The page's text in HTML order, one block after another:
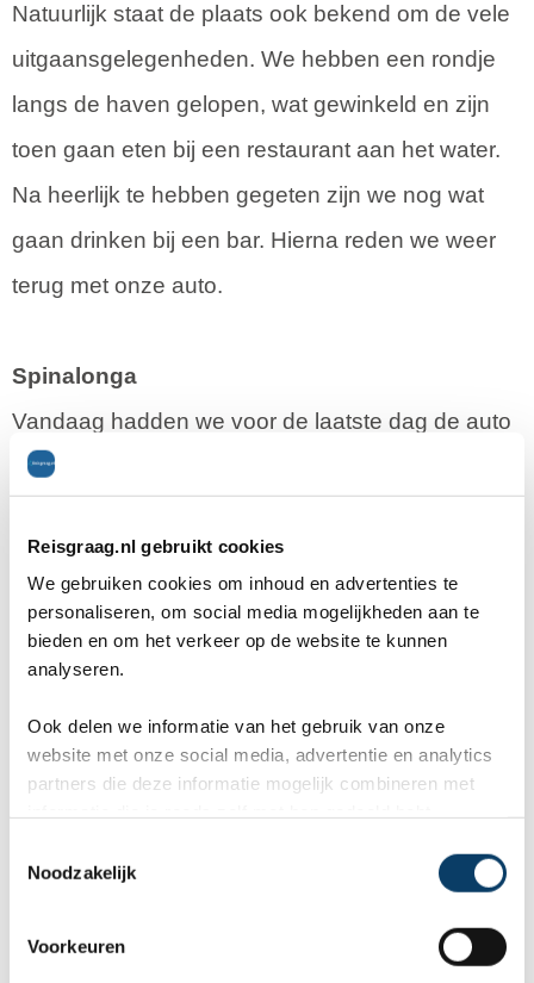
Reisgraag.nl gebruikt cookies
We gebruiken cookies om inhoud en advertenties te
personaliseren, om social media mogelijkheden aan te
bieden en om het verkeer op de website te kunnen
analyseren.
Ook delen we informatie van het gebruik van onze
website met onze social media, advertentie en analytics
partners die deze informatie mogelijk combineren met
Noodzakelijk
Voorkeuren
Natuurlijk staat de plaats ook bekend om de vele
uitgaansgelegenheden. We hebben een rondje
langs de haven gelopen, wat gewinkeld en zijn
toen gaan eten bij een restaurant aan het water.
Na heerlijk te hebben gegeten zijn we nog wat
gaan drinken bij een bar. Hierna reden we weer
terug met onze auto.
Spinalonga
Vandaag hadden we voor de laatste dag de auto
en wilden naar Spinalonga. Met de auto reden we
Spinalonga. Spinalonga is een voormalig
leprozeneiland. Alle mensen die vroeger lepra
hadden werden hiernaartoe verbannen. Hier
Plaka naar het eiland toe. Je kunt vervolgens een
gids huren of zelf het eiland verkennen. Er staan
leefden. Hierdoor krijg je een goede indruk van
regelmatig borden met informatie en foto's. In